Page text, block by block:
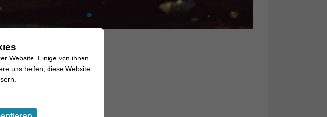
Website. Einige von ihnen
uns helfen, diese Website